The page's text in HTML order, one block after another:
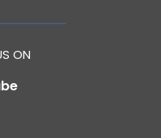
ON